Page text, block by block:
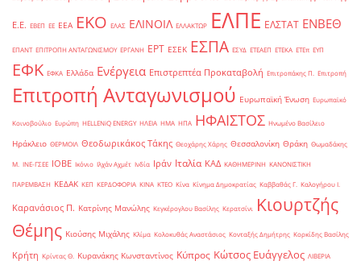
Ε.Ε. ΕΒΕΠ ΕΕ ΕΕΑ ΕΚΟ ΕΛΑΣ ΕΛΙΝΟΙΛ ΕΛΛΑΚΤΩΡ ΕΛΠΕ ΕΛΣΤΑΤ ΕΝΒΕΘ
ΕΠΑΝΤ ΕΠΙΤΡΟΠΗ ΑΝΤΑΓΩΝΙΣΜΟΥ ΕΡΓΑΝΗ ΕΡΤ ΕΣΕΚ ΕΣΠΑ ΕΣΥΔ ΕΤΕΑΕΠ ΕΤΕΚΑ ΕΤΕπ ΕΥΠ
ΕΦΚ ΕΦΚΑ Ελλάδα Ενέργεια Επιστρεπτέα Προκαταβολή Επιτροπάκης Π. Επιτροπή
Επιτροπή Ανταγωνισμού Ευρωπαϊκή Ένωση Ευρωπαϊκό
Κοινοβούλιο Ευρώπη ΗELLENiQ ENERGY ΗΛΕΙΑ ΗΜΑ ΗΠΑ ΗΦΑΙΣΤΟΣ Ηνωμένο Βασίλειο
Ηράκλειο ΘΕΡΜΟΙΛ Θεοδωρικάκος Τάκης Θεοχάρης Χάρης Θεσσαλονίκη Θράκη Θωμαδάκης
Μ. ΙΝΕ-ΓΣΕΕ ΙΟΒΕ Ικόνιο Ιλχάν Αχμέτ Ινδία Ιράν Ιταλία ΚΑΔ ΚΑΘΗΜΕΡΙΝΗ ΚΑΝΟΝΙΣΤΙΚΗ
ΠΑΡΕΜΒΑΣΗ ΚΕΔΑΚ ΚΕΠ ΚΕΡΔΟΦΟΡΙΑ ΚΙΝΑ ΚΤΕΟ Κίνα Κίνημα Δημοκρατίας Καββαθάς Γ. Καλογήρου Ι.
Καρανάσιος Π. Κατρίνης Μανώλης Κεγκέρογλου Βασίλης Κερατσίνι
Κιουρτζής
Θέμης Κιούσης Μιχάλης Κλίμα Κολοκυθάς Αναστάσιος Κονταξής Δημήτρης Κορκίδης Βασίλης
Κρήτη Κρίντας Θ. Κυρανάκης Κωνσταντίνος Κύπρος Κώτσος Ευάγγελος ΛΙΒΕΡΙΑ